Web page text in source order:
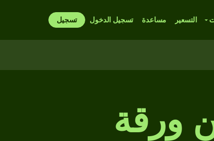
التسعير مساعدة تسجيل الدخول تسجيل
ورقة